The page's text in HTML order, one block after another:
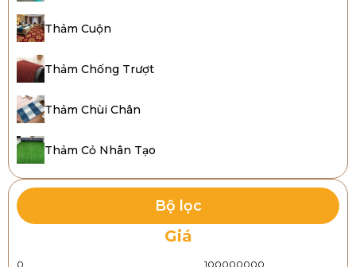
Thảm Cuộn
Thảm Chống Trượt
Thảm Chùi Chân
Thảm Cỏ Nhân Tạo
Bộ lọc
Giá